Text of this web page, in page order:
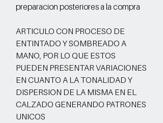
preparacion posteriores a la compra
ARTICULO CON PROCESO DE
ENTINTADO Y SOMBREADO A
MANO, POR LO QUE ESTOS
PUEDEN PRESENTAR VARIACIONES
EN CUANTO A LA TONALIDAD Y
DISPERSION DE LA MISMA EN EL
CALZADO GENERANDO PATRONES
UNICOS